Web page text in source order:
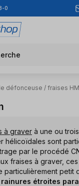
0
défonceuse / fraises HM
à graver à une ou
hélicoïdales sont
par le procédé
fraises à graver,
particulièrement petit
rainures étroites